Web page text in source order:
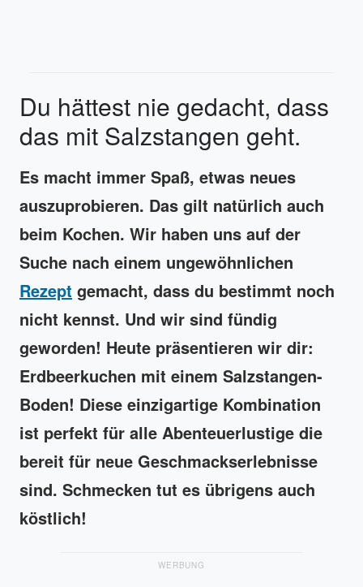
Du hättest nie gedacht, dass
das mit Salzstangen geht.
Es macht immer Spaß, etwas neues
auszuprobieren. Das gilt natürlich auch
beim Kochen. Wir haben uns auf der
Suche nach einem ungewöhnlichen
Rezept gemacht, dass du bestimmt noch
nicht kennst. Und wir sind fündig
geworden! Heute präsentieren wir dir:
Erdbeerkuchen mit einem Salzstangen-
Boden! Diese einzigartige Kombination
ist perfekt für alle Abenteuerlustige die
bereit für neue Geschmackserlebnisse
sind. Schmecken tut es übrigens auch
köstlich!
WERBUNG